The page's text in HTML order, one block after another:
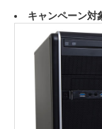
キャンペーン対